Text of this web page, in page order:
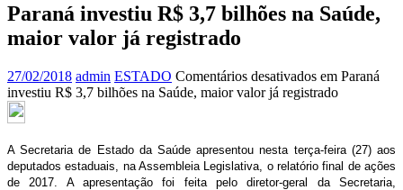
Paraná investiu R$ 3,7 bilhões na Saúde,
maior valor já registrado
27/02/2018 admin ESTADO Comentários desativados em Paraná
investiu R$ 3,7 bilhões na Saúde, maior valor já registrado
A Secretaria de Estado da Saúde apresentou nesta terça-feira (27) aos
deputados estaduais, na Assembleia Legislativa, o relatório final de ações
de 2017. A apresentação foi feita pelo diretor-geral da Secretaria,